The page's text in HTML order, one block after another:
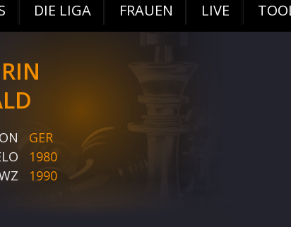
DIE LIGA FRAUEN LIVE
GER
1980
1990